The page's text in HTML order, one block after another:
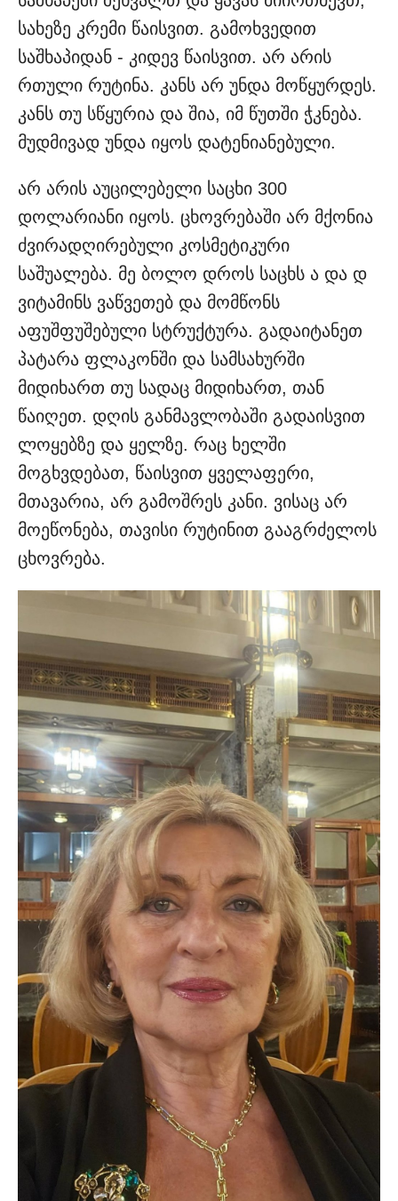
სახეზე კრემი წაისვით. გამოხვედით
საშხაპიდან - კიდევ წაისვით. არ არის
რთული რუტინა. კანს არ უნდა მოწყურდეს.
კანს თუ სწყურია და შია, იმ წუთში ჭკნება.
მუდმივად უნდა იყოს დატენიანებული.
არ არის აუცილებელი საცხი 300
დოლარიანი იყოს. ცხოვრებაში არ მქონია
ძვირადღირებული კოსმეტიკური
საშუალება. მე ბოლო დროს საცხს ა და დ
ვიტამინს ვაწვეთებ და მომწონს
აფუშფუშებული სტრუქტურა. გადაიტანეთ
პატარა ფლაკონში და სამსახურში
მიდიხართ თუ სადაც მიდიხართ, თან
წაიღეთ. დღის განმავლობაში გადაისვით
ლოყებზე და ყელზე. რაც ხელში
მოგხვდებათ, წაისვით ყველაფერი,
მთავარია, არ გამოშრეს კანი. ვისაც არ
მოეწონება, თავისი რუტინით გააგრძელოს
ცხოვრება.